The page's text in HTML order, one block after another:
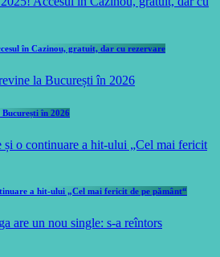
în Cazinou, gratuit, dar cu rezervare
în 2026
a hit-ului „Cel mai fericit de pe pământ“